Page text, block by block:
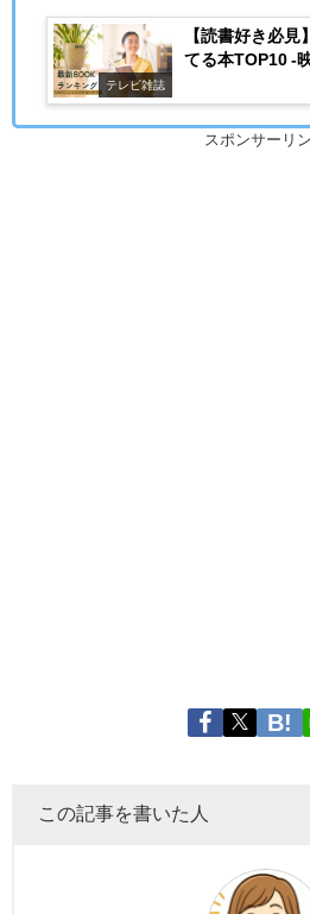
テレビ雑誌
【読書好き必
てる本TOP10 -
スポンサーリ
この記事を書いた人